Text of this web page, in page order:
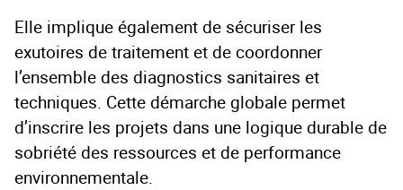
Elle implique également de sécuriser les
exutoires de traitement et de coordonner
l’ensemble des diagnostics sanitaires et
techniques. Cette démarche globale permet
d’inscrire les projets dans une logique durable de
sobriété des ressources et de performance
environnementale.